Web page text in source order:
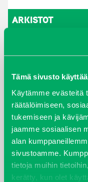
Tämä sivusto
Käytämme evästeitä
räätälöimiseen,
tukemiseen ja
jaamme sosiaalisen
alan
sivustoamme.
tietoja muihin
kerätty, kun olet
ARKISTOT
syyskuu 2023
joulukuu 2022
huhtikuu 2022
helmikuu 2022